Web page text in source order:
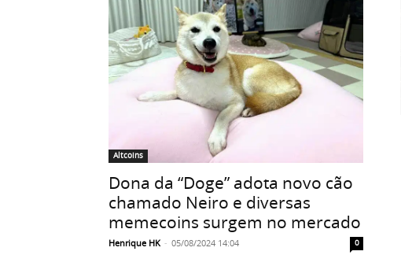
Altcoins
Dona da “Doge” adota novo cão
chamado Neiro e diversas
memecoins surgem no mercado
Henrique HK - 05/08/2024 14:04 0